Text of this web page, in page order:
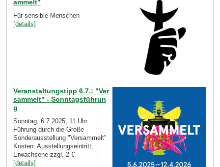
ammelt"
Für sensible Menschen
[details]
Veranstaltungstipp 6.7.: "Ver
sammelt" - Sonntagsführun
g
Sonntag, 6.7.2025, 11 Uhr
Führung durch die Große
Sonderausstellung "Versammelt"
Kosten: Ausstellungseintritt,
Erwachsene zzgl. 2 €
[details]